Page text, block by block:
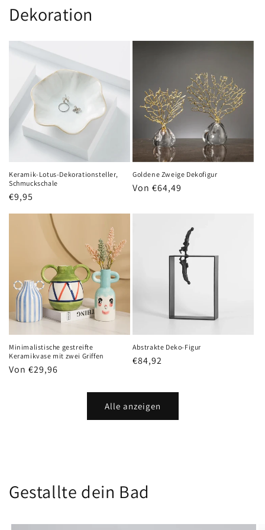
Dekoration
Keramik-Lotus-Dekorationsteller,
Schmuckschale
Normaler
€9,95
Goldene Zweige Dekofigur
Normaler
Von €64,49
Minimalistische gestreifte
Keramikvase mit zwei Griffen
Normaler
Von €29,96
Abstrakte Deko-Figur
Normaler
€84,92
Alle anzeigen
Gestallte dein Bad